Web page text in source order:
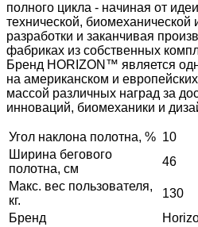
полного цикла - начиная от
технической, биомеханической
разработки и заканчивая
фабриках из собственных
Бренд HORIZON™ является
на американском и
массой различных наград за
инноваций, биомеханики и
Угол наклона полотна, % 10
Ширина бегового
полотна, см
46
Макс. вес пользователя,
кг.
130
Бренд